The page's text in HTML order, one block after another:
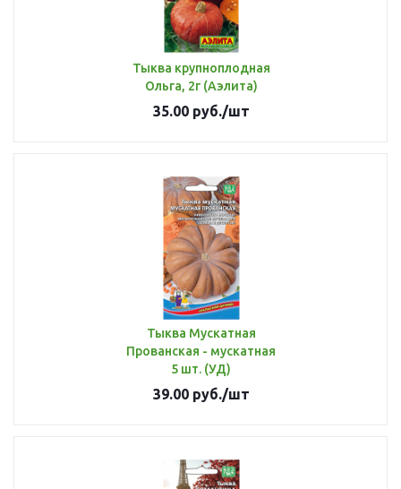
Тыква крупноплодная
Ольга, 2г (Аэлита)
35.00руб./шт
Тыква Мускатная
Прованская - мускатная
5 шт. (УД)
39.00руб./шт